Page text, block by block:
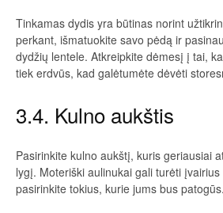
Tinkamas dydis yra būtinas norint
perkant, išmatuokite savo pėdą ir
dydžių lentele. Atkreipkite dėmesį į tai,
tiek erdvūs, kad galėtumėte dėvėti
3.4. Kulno aukštis
Pasirinkite kulno aukštį, kuris geriausiai
lygį. Moteriški aulinukai gali turėti
pasirinkite tokius, kurie jums bus patogūs.